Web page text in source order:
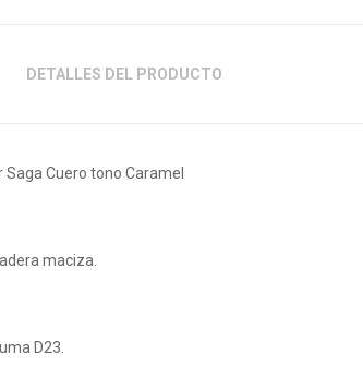
DETALLES DEL PRODUCTO
Cuero tono Caramel
maciza.
D23.